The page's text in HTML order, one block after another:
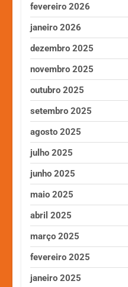
fevereiro 2026
janeiro 2026
dezembro 2025
novembro 2025
outubro 2025
setembro 2025
agosto 2025
julho 2025
junho 2025
maio 2025
abril 2025
março 2025
fevereiro 2025
janeiro 2025